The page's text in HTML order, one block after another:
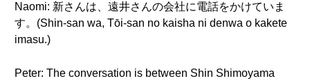
Naomi: 新さんは、遠井さんの会社に電話をかけていま
す。(Shin-san wa, Tōi-san no kaisha ni denwa o kakete
imasu.)
Peter: The conversation is between Shin Shimoyama